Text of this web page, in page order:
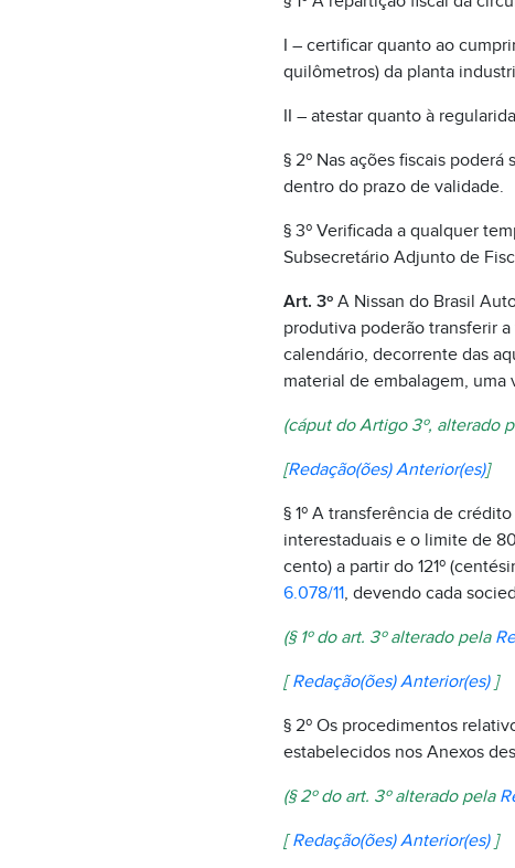
I – certificar quanto ao
quilômetros) da planta
II – atestar quanto à
§ 2º Nas ações fiscais
dentro do prazo de validade.
§ 3º Verificada a qualquer
Subsecretário Adjunto de
Art. 3ºA Nissan do Brasil
produtiva poderão transferir
calendário, decorrente das
material de embalagem, uma
(cáput do Artigo 3º, alterado
[Redação(ões) Anterior(es)]
§ 1º A transferência de
interestaduais e o limite de
cento) a partir do 121º
6.078/11, devendo cada
(§ 1º do art. 3º alterado pela
[Redação(ões) Anterior(es)]
§ 2º Os procedimentos
estabelecidos nos Anexos
(§ 2º do art. 3º alterado pela
[Redação(ões) Anterior(es)]